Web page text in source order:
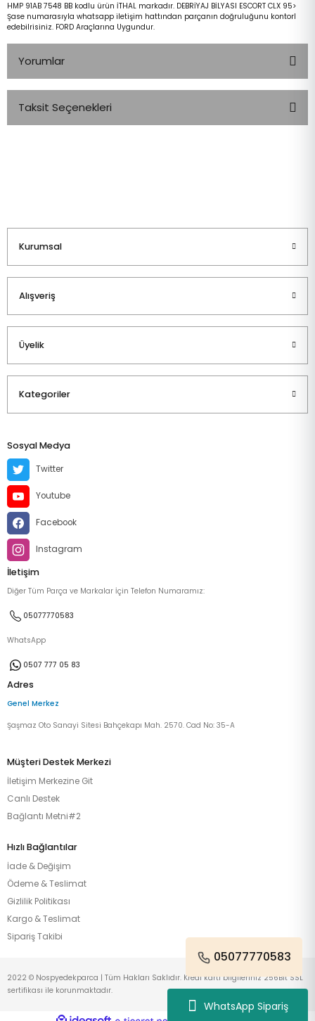
WhatsApp Sipariş
HMP 91AB 7548 BB kodlu ürün İTHAL markadır. DEBRİYAJ BİLYASI ESCORT CLX 95>
Şase numarasıyla whatsapp iletişim hattından parçanın doğruluğunu kontorl
edebilrisiniz. FORD Araçlarına Uygundur.
Yorumlar
Taksit Seçenekleri
Kurumsal
Alışveriş
Üyelik
Kategoriler
Sosyal Medya
Twitter
Youtube
Facebook
Instagram
İletişim
Diğer Tüm Parça ve Markalar İçin Telefon Numaramız:
05077770583
WhatsApp
0507 777 05 83
Adres
Genel Merkez
Şaşmaz Oto Sanayi Sitesi Bahçekapı Mah. 2570. Cad No: 35-A
Müşteri Destek Merkezi
İletişim Merkezine Git
Canlı Destek
Bağlantı Metni#2
Hızlı Bağlantılar
İade & Değişim
Ödeme & Teslimat
Gizlilik Politikası
Kargo & Teslimat
Sipariş Takibi
05077770583
2022 © Nospyedekparca | Tüm Hakları Saklıdır. Kredi kartı bilgileriniz 256Bit SSL
sertifikası ile korunmaktadır.